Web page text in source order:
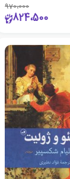
970،000
824،500